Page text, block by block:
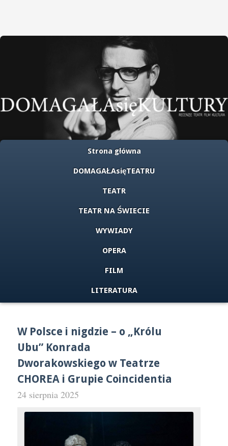
Strona główna
DOMAGAŁAsięTEATRU
TEATR
TEATR NA ŚWIECIE
WYWIADY
OPERA
FILM
LITERATURA
W Polsce i nigdzie – o „Królu
Ubu” Konrada
Dworakowskiego w Teatrze
CHOREA i Grupie Coincidentia
24 sierpnia 2025